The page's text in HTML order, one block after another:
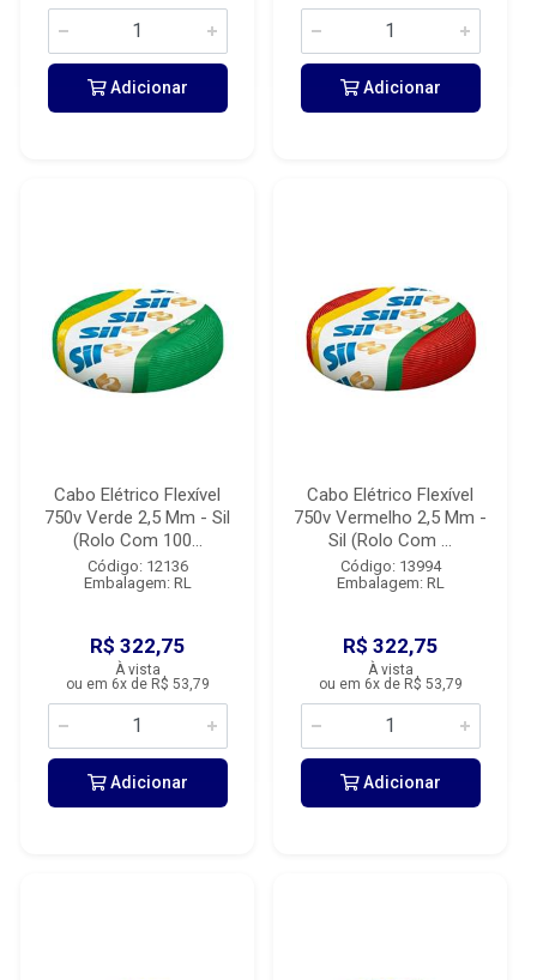
Adicionar Adicionar
Cabo Elétrico Flexível
750v Verde 2,5 Mm - Sil
(Rolo Com 100...
Código: 12136
Embalagem: RL
R$ 322,75
À vista
ou em 6x de R$ 53,79
Adicionar
Cabo Elétrico Flexível
750v Vermelho 2,5 Mm -
Sil (Rolo Com ...
Código: 13994
Embalagem: RL
R$ 322,75
À vista
ou em 6x de R$ 53,79
Adicionar